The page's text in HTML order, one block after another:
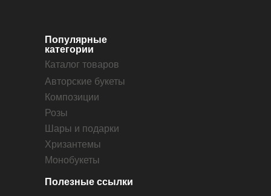
Авторские букеты
Композиции
Розы
Шары и подарки
Хризантемы
Монобукеты
Популярные
категории
Каталог товаров
Полезные ссылки